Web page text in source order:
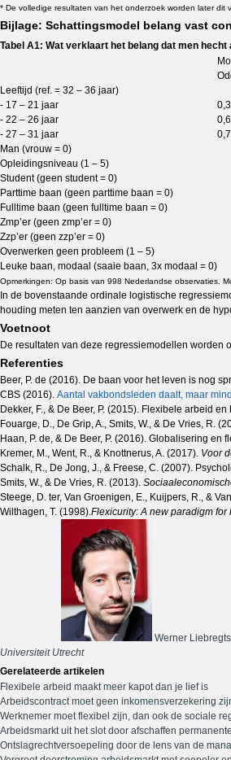
* De volledige resultaten van het onderzoek worden later dit
Bijlage: Schattingsmodel belang vast
Tabel A1: Wat verklaart het belang dat men
Leeftijd (ref. = 32 – 36 jaar)
- 17 – 21 jaar
- 22 – 26 jaar
- 27 – 31 jaar
Man (vrouw = 0)
Opleidingsniveau (1 – 5)
Student (geen student = 0)
Parttime baan (geen parttime baan = 0)
Fulltime baan (geen fulltime baan = 0)
Zmp’er (geen zmp’er = 0)
Zzp’er (geen zzp’er = 0)
Overwerken geen probleem (1 – 5)
Leuke baan, modaal (saaie baan, 3x modaal = 0)
Opmerkingen: Op basis van 998 Nederlandse observaties.
In de bovenstaande ordinale logistische
houding meten ten aanzien van overwerk en de
Voetnoot
De resultaten van deze regressiemodellen worden
Referenties
Beer, P. de (2016). De baan voor het leven is nog
CBS (2016). Aantal vakbondsleden daalt, maar
Dekker, F., & De Beer, P. (2015). Flexibele arbeid
Fouarge, D., De Grip, A., Smits, W., & De Vries, R.
Haan, P. de, & De Beer, P. (2016). Globalisering
Kremer, M., Went, R., & Knottnerus, A. (2017). Voor
Schalk, R., De Jong, J., & Freese, C. (2007).
Smits, W., & De Vries, R. (2013).
Steege, D. ter, Van Groenigen, E., Kuijpers, R., &
Wilthagen, T. (1998).Flexicurity: A new paradigm
Werner Liebregts
Universiteit Utrecht
Gerelateerde artikelen
Flexibele arbeid maakt meer kapot dan je lief is
Arbeidscontract moet geen inkomensverzekering
Werknemer moet flexibel zijn, dan ook de sociale
Arbeidsmarkt uit het slot door afschaffen
Ontslagrechtversoepeling door de lens van de